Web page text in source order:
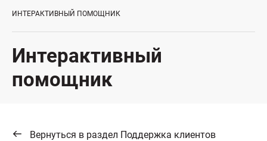
банке
ИНТЕРАКТИВНЫЙ ПОМОЩНИК
Интерактивный
помощник
Вернуться в раздел Поддержка клиентов